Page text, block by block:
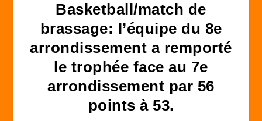
Basketball/match de
brassage: l’équipe du 8e
arrondissement a remporté
le trophée face au 7e
arrondissement par 56
points à 53.